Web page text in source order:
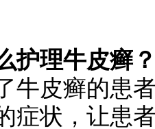
护理牛皮癣
牛皮癣的患
症状，让患